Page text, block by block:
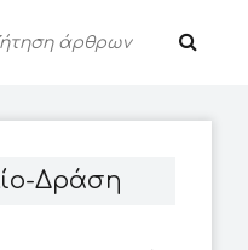
Δράση